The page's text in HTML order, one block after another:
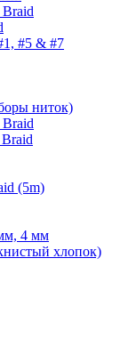
#5 & #7
ниток)
(5m)
4 мм
хлопок)